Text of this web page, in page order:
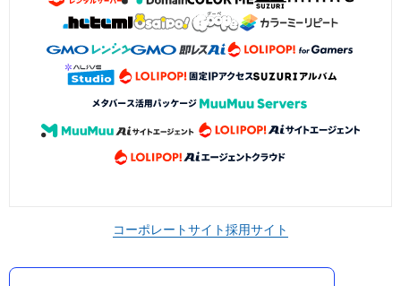
コーポレートサイト採用サイト